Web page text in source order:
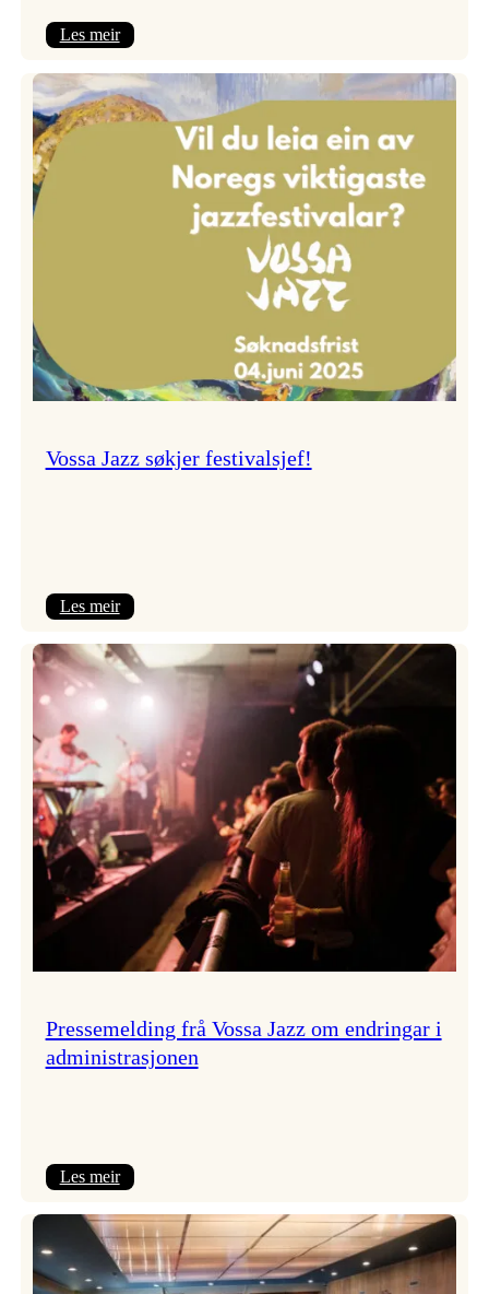
Les meir:
Vossa Jazz søkjer festivalsjef!
Les meir:
Jazz
søkjer
Pressemelding frå Vossa Jazz om endringar i
administrasjonen
Les meir:
frå
Vossa
Jazz